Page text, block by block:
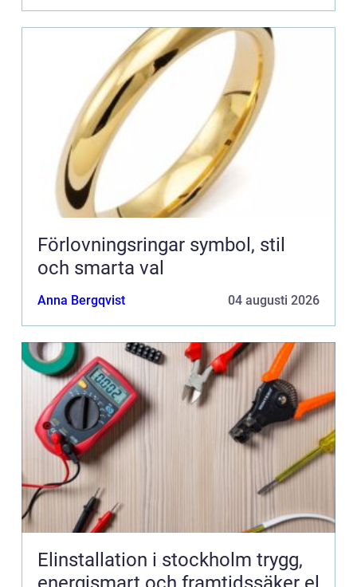
Förlovningsringar symbol, stil
och smarta val
Anna Bergqvist 04 augusti 2026
Elinstallation i stockholm trygg,